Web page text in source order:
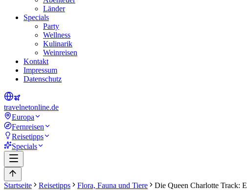
Länder
Specials
Party
Wellness
Kulinarik
Weinreisen
Kontakt
Impressum
Datenschutz
travelnetonline.de
Europa
Fernreisen
Reisetipps
Specials
Startseite Reisetipps Flora, Fauna und Tiere Die Queen Charlotte Track: